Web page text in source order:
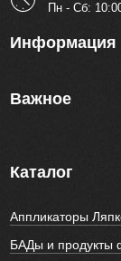
Пн - Cб:
Информация
Важное
Каталог
Аппликаторы
БАДы и продукты